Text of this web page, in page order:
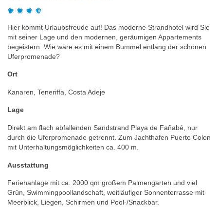
Hier kommt Urlaubsfreude auf! Das moderne Strandhotel wird Sie
mit seiner Lage und den modernen, geräumigen Appartements
begeistern. Wie wäre es mit einem Bummel entlang der schönen
Uferpromenade?
Ort
Kanaren, Teneriffa, Costa Adeje
Lage
Direkt am flach abfallenden Sandstrand Playa de Fañabé, nur
durch die Uferpromenade getrennt. Zum Jachthafen Puerto Colon
mit Unterhaltungsmöglichkeiten ca. 400 m.
Ausstattung
Ferienanlage mit ca. 2000 qm großem Palmengarten und viel
Grün, Swimmingpoollandschaft, weitläufiger Sonnenterrasse mit
Meerblick, Liegen, Schirmen und Pool-/Snackbar.